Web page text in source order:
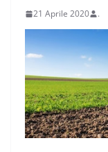
21 Aprile 2020 .